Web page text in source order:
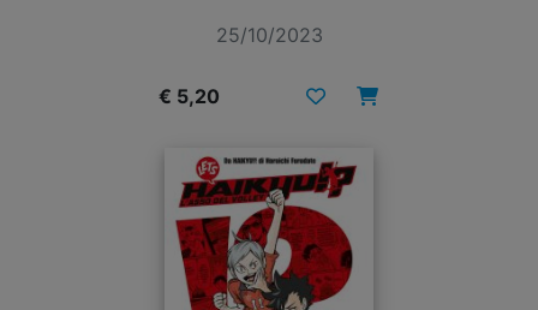
25/10/2023
€ 5,20